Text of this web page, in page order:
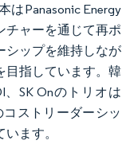
はPanasonic Energy
チャーを通じて再ポ
シップを維持しなが
目指しています。韓
、SK Onのトリオは
ストリーダーシッ
ます。